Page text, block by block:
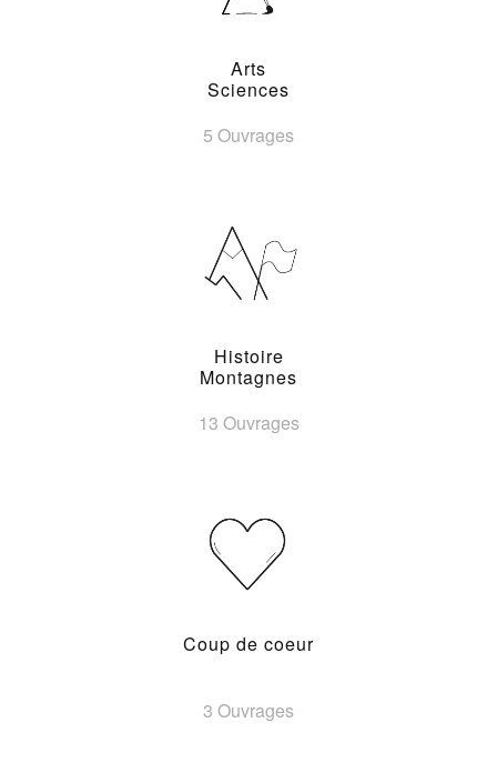
Arts
Sciences
5 Ouvrages
Histoire
Montagnes
13 Ouvrages
Coup de coeur
3 Ouvrages